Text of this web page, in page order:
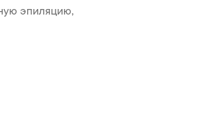
эпиляцию,